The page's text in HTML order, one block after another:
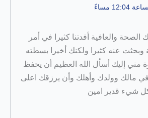
الصحة والعافية أفدتنا كثيرا في أمر
عنه كثيرا ولكنك أخيرا بسطته
مني إليك أسأل الله العظيم أن يحفظ
مالك وولدك وأهلك وأن يرزقك اعلى
شيء قدير امين